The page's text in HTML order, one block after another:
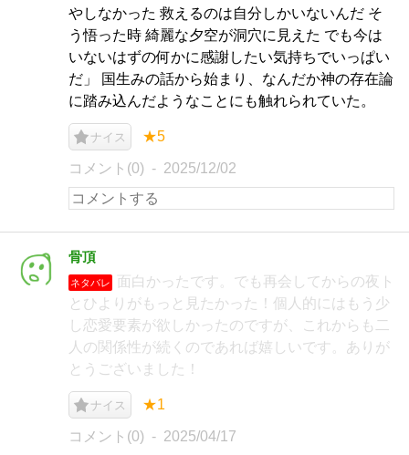
やしなかった 救えるのは自分しかいないんだ そ
う悟った時 綺麗な夕空が洞穴に見えた でも今は
いないはずの何かに感謝したい気持ちでいっぱい
だ」 国生みの話から始まり、なんだか神の存在論
に踏み込んだようなことにも触れられていた。
ナイス ★5
コメント(0) 2025/12/02
骨頂
ネタバレ
面白かったです。でも再会してからの夜ト
とひよりがもっと見たかった！個人的にはもう少
し恋愛要素が欲しかったのですが、これからも二
人の関係性が続くのであれば嬉しいです。ありが
とうございました！
ナイス ★1
コメント(0) 2025/04/17